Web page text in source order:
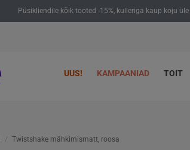
Püsikliendile kõik tooted -15%, kulleriga kaup koju
UUS! KAMPAANIAD TOIT
Twistshake mähkimismatt, roosa